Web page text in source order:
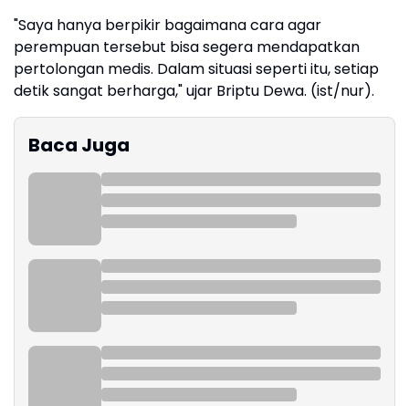
"Saya hanya berpikir bagaimana cara agar
perempuan tersebut bisa segera mendapatkan
pertolongan medis. Dalam situasi seperti itu, setiap
detik sangat berharga," ujar Briptu Dewa. (ist/nur).
Baca Juga